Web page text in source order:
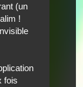
(un
!
fois